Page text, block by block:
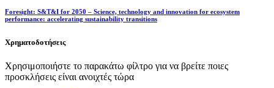
Foresight: S&T&I for 2050 – Science, technology and innovation for ecosystem
performance: accelerating sustainability transitions
Χρηματοδοτήσεις
Χρησιμοποιήστε το παρακάτω φίλτρο για να βρείτε ποιες
προσκλήσεις είναι ανοιχτές τώρα